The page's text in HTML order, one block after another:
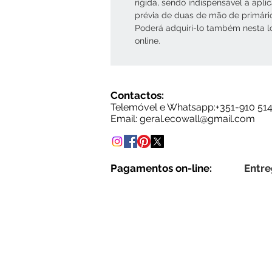
rígida, sendo indispensável a
prévia de duas de mão de
Poderá adquiri-lo também nesta
online.
Contactos:
Telemóvel e Whatsapp:+351-910
Email: geral.ecowall@gmail.com
Pagamentos on-line: